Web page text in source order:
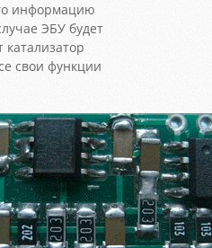
информацию
ЭБУ будет
катализатор
свои функции